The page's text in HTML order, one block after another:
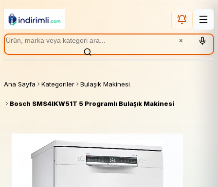
×
Ana Sayfa Kategoriler Bulaşık Makinesi
Bosch SMS4IKW51T 5 Programlı Bulaşık Makinesi